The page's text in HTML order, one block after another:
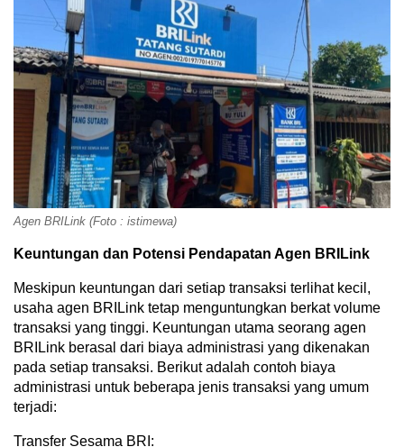
Agen BRILink (Foto : istimewa)
Keuntungan dan Potensi Pendapatan Agen BRILink
Meskipun keuntungan dari setiap transaksi terlihat kecil,
usaha agen BRILink tetap menguntungkan berkat volume
transaksi yang tinggi. Keuntungan utama seorang agen
BRILink berasal dari biaya administrasi yang dikenakan
pada setiap transaksi. Berikut adalah contoh biaya
administrasi untuk beberapa jenis transaksi yang umum
terjadi:
Transfer Sesama BRI: